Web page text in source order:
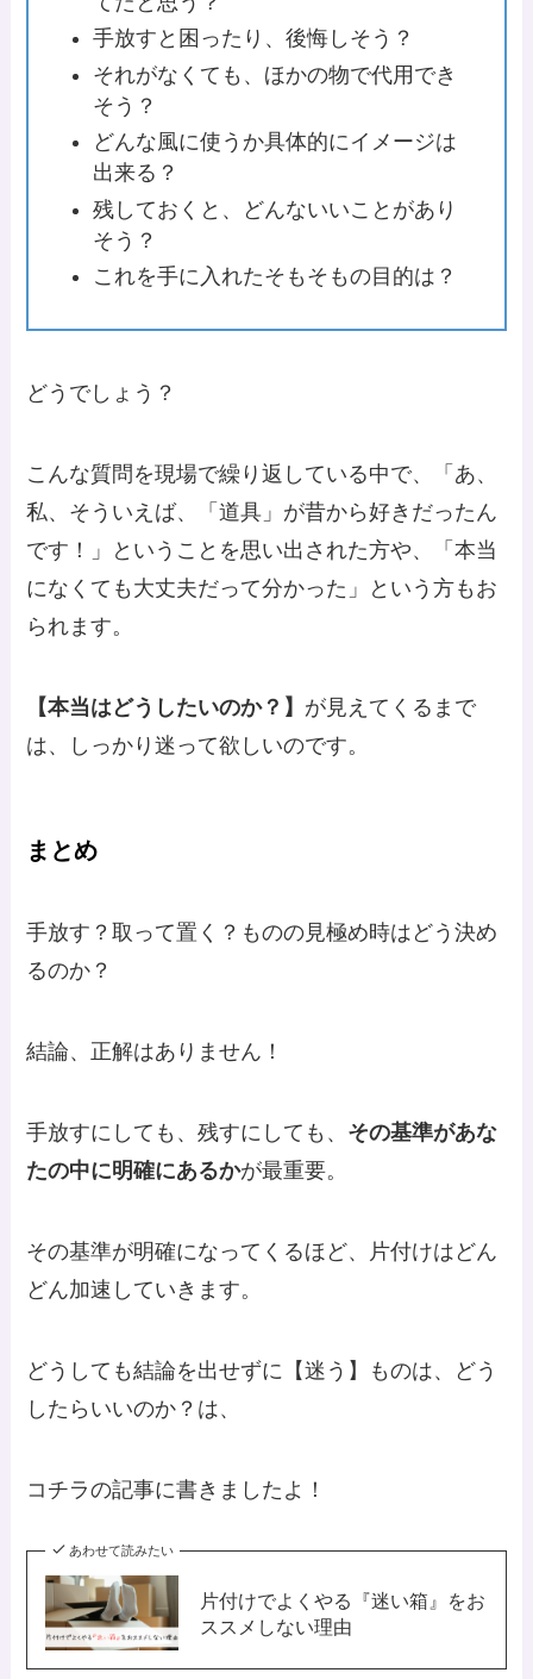
手放すと困ったり、後悔しそう？
それがなくても、ほかの物で代用でき
そう？
どんな風に使うか具体的にイメージは
出来る？
残しておくと、どんないいことがあり
そう？
これを手に入れたそもそもの目的は？
どうでしょう？
こんな質問を現場で繰り返している中で、「あ、
私、そういえば、「道具」が昔から好きだったん
です！」ということを思い出された方や、「本当
になくても大丈夫だって分かった」という方もお
られます。
【本当はどうしたいのか？】 が見えてくるまで
は、しっかり迷って欲しいのです。
まとめ
手放す？取って置く？ものの見極め時はどう決め
るのか？
結論、正解はありません！
手放すにしても、残すにしても、 その基準があな
たの中に明確にあるかが最重要。
その基準が明確になってくるほど、片付けはどん
どん加速していきます。
どうしても結論を出せずに【迷う】ものは、どう
したらいいのか？は、
コチラの記事に書きましたよ！
あわせて読みたい
片付けでよくやる『迷い箱』をお
ススメしない理由